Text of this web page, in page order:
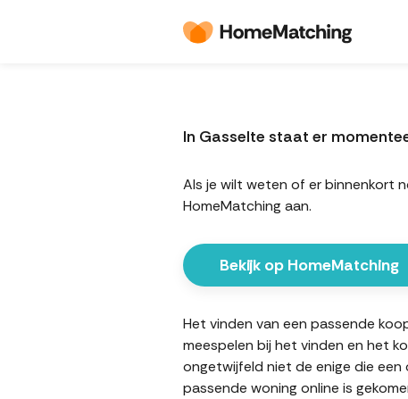
In Gasselte staat er
Als je wilt weten of er binnenkort
HomeMatching aan.
Bekijk op HomeMatching
Het vinden van een passende
meespelen bij het vinden en het
ongetwijfeld niet de enige die een
passende woning online is